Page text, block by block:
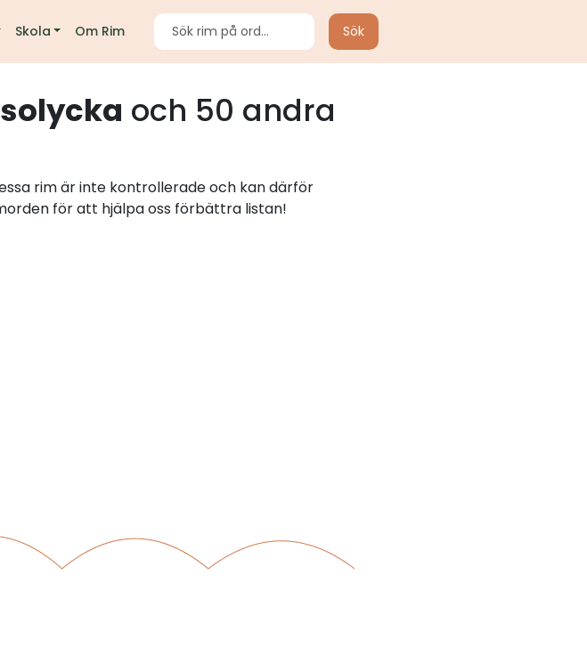
Skola Om Rim Sök
och 50 andra
rim är inte kontrollerade och kan därför
för att hjälpa oss förbättra listan!